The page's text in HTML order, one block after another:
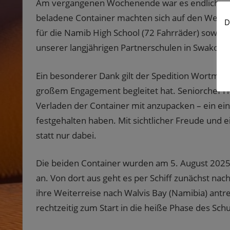
Am vergangenen Wochenende war es endlich
beladene Container machten sich auf den Weg
für die Namib High School (72 Fahrräder) sowie
unserer langjährigen Partnerschulen in
Ein besonderer Dank gilt der Spedition
großem Engagement begleitet hat. Seniorchef
Verladen der Container mit anzupacken – ein
festgehalten haben. Mit sichtlicher Freude und
statt nur dabei.
Die beiden Container wurden am 5. August
an. Von dort aus geht es per Schiff zunächst
ihre Weiterreise nach Walvis Bay (Namibia)
rechtzeitig zum Start in die heiße Phase des